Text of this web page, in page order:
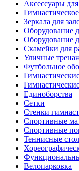
Аксессуары
Зеркала для
Оборудование
Оборудование
Скамейки для
Уличные
Футбольное
Единоборства
Сетки
Стенки
Спортивные
Спортивные
Теннисные
Велопарковка